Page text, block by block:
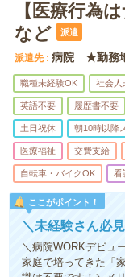
【医療行為
など
派遣
派遣先 病院 ★勤務
職種未経験OK 社会人
英語不要 履歴書不要
土日祝休 朝10時以降
医療福祉 交費支給
自転車・バイクOK 看
ここがポイント！
＼未経験さん必
＼病院WORKデビュ
家庭で培ってきた「